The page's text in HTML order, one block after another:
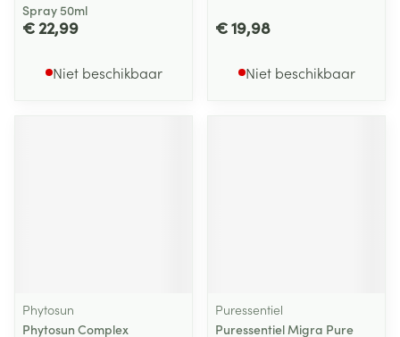
Spray 50ml
€ 22,99
Niet beschikbaar
€ 19,98
Niet beschikbaar
Phytosun
Phytosun Complex
Puressentiel
Puressentiel Migra Pure